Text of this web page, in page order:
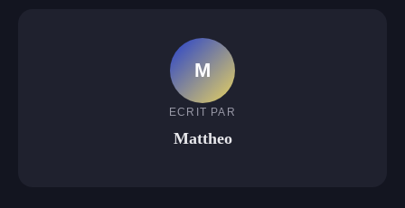
M
ECRIT PAR
Mattheo